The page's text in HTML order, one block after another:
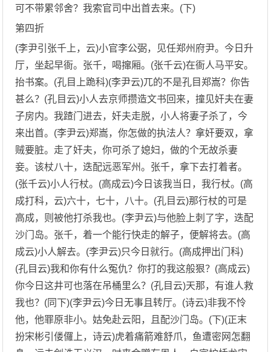
可不带累邻舍？我索官司中出首去来。(下)
第四折
(李尹引张千上，云)小官李公弼，见任郑州府尹。今日升
厅，坐起早衙。张千，喝撺厢。(张千云)在衙人马平安。
抬书案。(孔目上跪科)(李尹云)兀的不是孔目郑嵩？你告
甚么？(孔目云)小人去京师攒造文书回来，撞见奸夫在妻
子房内。我蹅门进去，奸夫走脱，小人将妻子杀了，今
来出首。(李尹云)郑嵩，你怎做的执法人？拿奸要双，拿
贼要脏。走了奸夫，你可杀了媳妇，做的个无故杀妻
妾。该杖八十，迭配远恶军州。张千，拿下去打着者。
(张千云)小人行杖。(高成云)今日该我当日，我行杖。(高
成打科，云)六十，七十，八十。(孔目云)那行杖的可是
高成，则被他打杀我也。(李尹云)与他脸上刺了字，迭配
沙门岛。张千，着一个能行快走的解子，便解将去。(高
成云)小人解去。(李尹云)只今日就行。(高成押出门科)
(孔目云)我和你有什么冤仇？你打的我这般狠？(高成云)
你今日这井可也落在吊桶里么？(孔目云)天那，有谁人救
我也？(同下)(李尹云)今日无事且转厅。(诗云)非我不怜
他，他罪原非小。姑免赴云阳，且配沙门岛。(下)(正末
扮宋彬引偻儸上，诗云)虎着痛箭难舒爪，鱼遭密网怎翻